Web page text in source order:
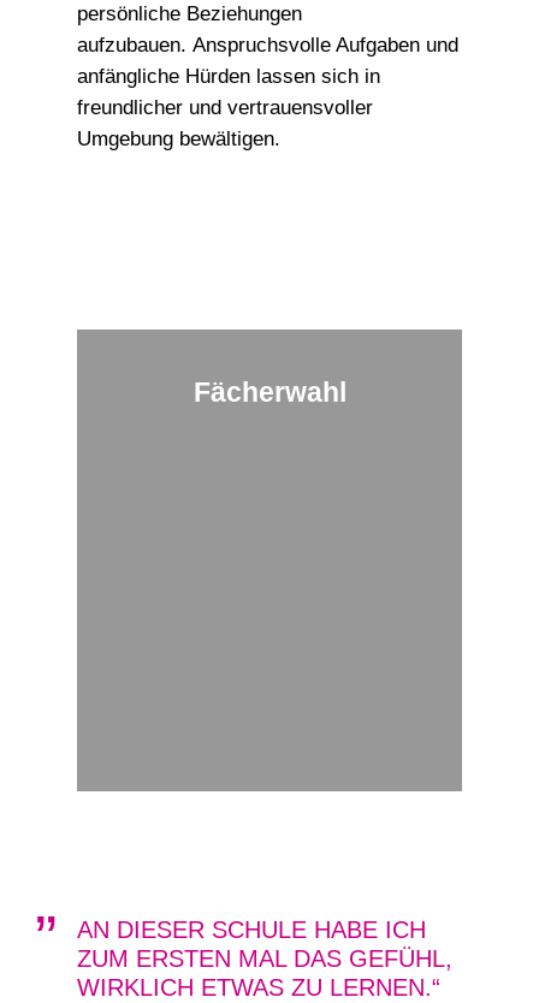
persönliche Beziehungen
aufzubauen. Anspruchsvolle Aufgaben und
anfängliche Hürden lassen sich in
freundlicher und vertrauensvoller
Umgebung bewältigen.
Fächerwahl
AN DIESER SCHULE HABE ICH
ZUM ERSTEN MAL DAS GEFÜHL,
WIRKLICH ETWAS ZU LERNEN.